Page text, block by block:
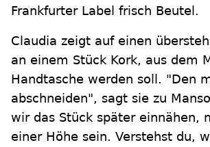
Frankfurter Label frisch Beutel.
Claudia zeigt auf einen
an einem Stück Kork, aus dem
Handtasche werden soll. "Den
abschneiden", sagt sie zu
wir das Stück später einnähen,
einer Höhe sein. Verstehst du,